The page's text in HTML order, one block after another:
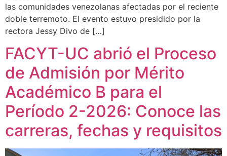
las comunidades venezolanas afectadas por el reciente
doble terremoto. El evento estuvo presidido por la
rectora Jessy Divo de […]
FACYT-UC abrió el Proceso
de Admisión por Mérito
Académico B para el
Período 2-2026: Conoce las
carreras, fechas y requisitos